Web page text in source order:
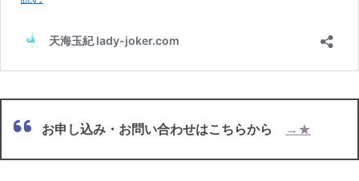
お申し込み・お問い合わせはこちらから →★